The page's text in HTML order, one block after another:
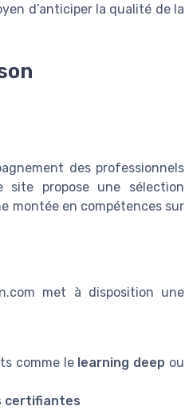
d’anticiper la qualité de la
des professionnels
site propose une sélection
montée en compétences sur
met à disposition une
comme le learning deep ou
certifiantes